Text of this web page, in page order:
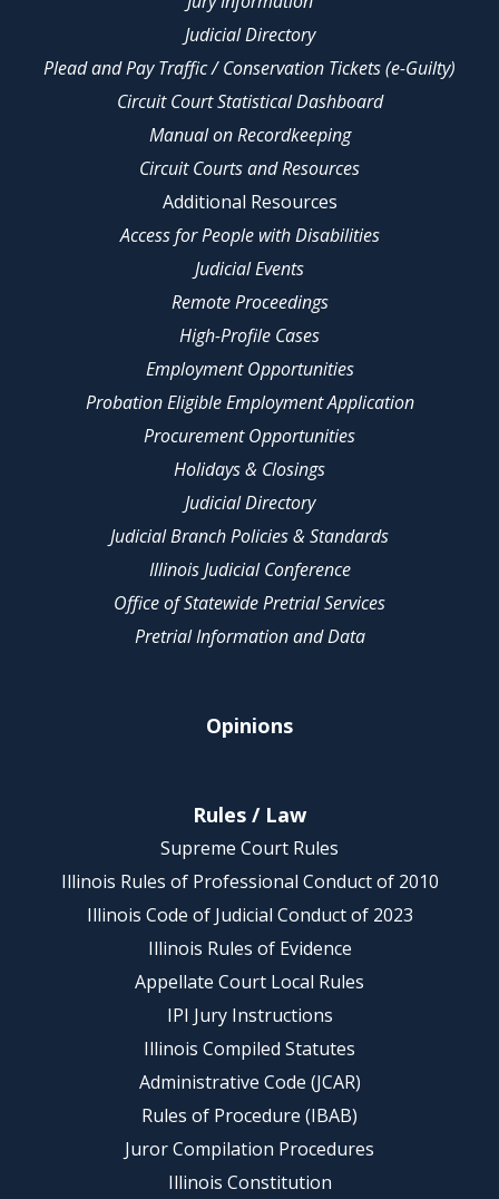
Judicial Directory
Plead and Pay Traffic / Conservation Tickets (e-Guilty)
Circuit Court Statistical Dashboard
Manual on Recordkeeping
Circuit Courts and Resources
Additional Resources
Access for People with Disabilities
Judicial Events
Remote Proceedings
High-Profile Cases
Employment Opportunities
Probation Eligible Employment Application
Procurement Opportunities
Holidays & Closings
Judicial Directory
Judicial Branch Policies & Standards
Illinois Judicial Conference
Office of Statewide Pretrial Services
Pretrial Information and Data
Opinions
Rules / Law
Supreme Court Rules
Illinois Rules of Professional Conduct of 2010
Illinois Code of Judicial Conduct of 2023
Illinois Rules of Evidence
Appellate Court Local Rules
IPI Jury Instructions
Illinois Compiled Statutes
Administrative Code (JCAR)
Rules of Procedure (IBAB)
Juror Compilation Procedures
Illinois Constitution